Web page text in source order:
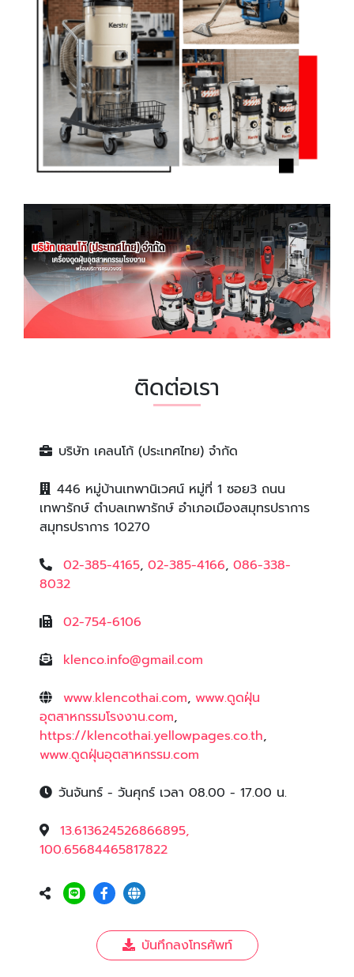
ติดต่อเรา
บริษัท เคลนโก้ (ประเทศไทย) จำกัด
446 หมู่บ้านเทพานิเวศน์ หมู่ที่ 1 ซอย3 ถนน
เทพารักษ์ ตำบลเทพารักษ์ อำเภอเมืองสมุทรปราการ
สมุทรปราการ 10270
02-385-4165, 02-385-4166, 086-338-
8032
02-754-6106
klenco.info@gmail.com
www.klencothai.com, www.ดูดฝุ่น
อุตสาหกรรมโรงงาน.com,
https://klencothai.yellowpages.co.th,
www.ดูดฝุ่นอุตสาหกรรม.com
วันจันทร์ - วันศุกร์ เวลา 08.00 - 17.00 น.
13.613624526866895,
100.65684465817822
บันทึกลงโทรศัพท์